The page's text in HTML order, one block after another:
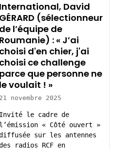
David
(sélectionneur
de l’équipe de
: « J’ai
choisi d'en chier, j'ai
choisi ce challenge
parce que personne ne
le voulait ! »
21 novembre 2025
Invité le cadre de
l’émission « Côté ouvert »
sur les antennes
radios RCF en